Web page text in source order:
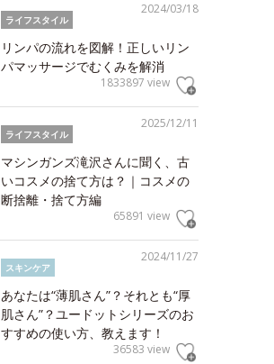
2024/03/18
ライフスタイル
リンパの流れを図解！正しいリン
パマッサージでむくみを解消
1833897 view
2025/12/11
ライフスタイル
マシンガンズ滝沢さんに聞く、古
いコスメの捨て方は？｜コスメの
断捨離・捨て方編
65891 view
2024/11/27
スキンケア
あなたは“薄肌さん”？それとも“厚
肌さん”？ユードットシリーズのお
すすめの使い方、教えます！
36583 view